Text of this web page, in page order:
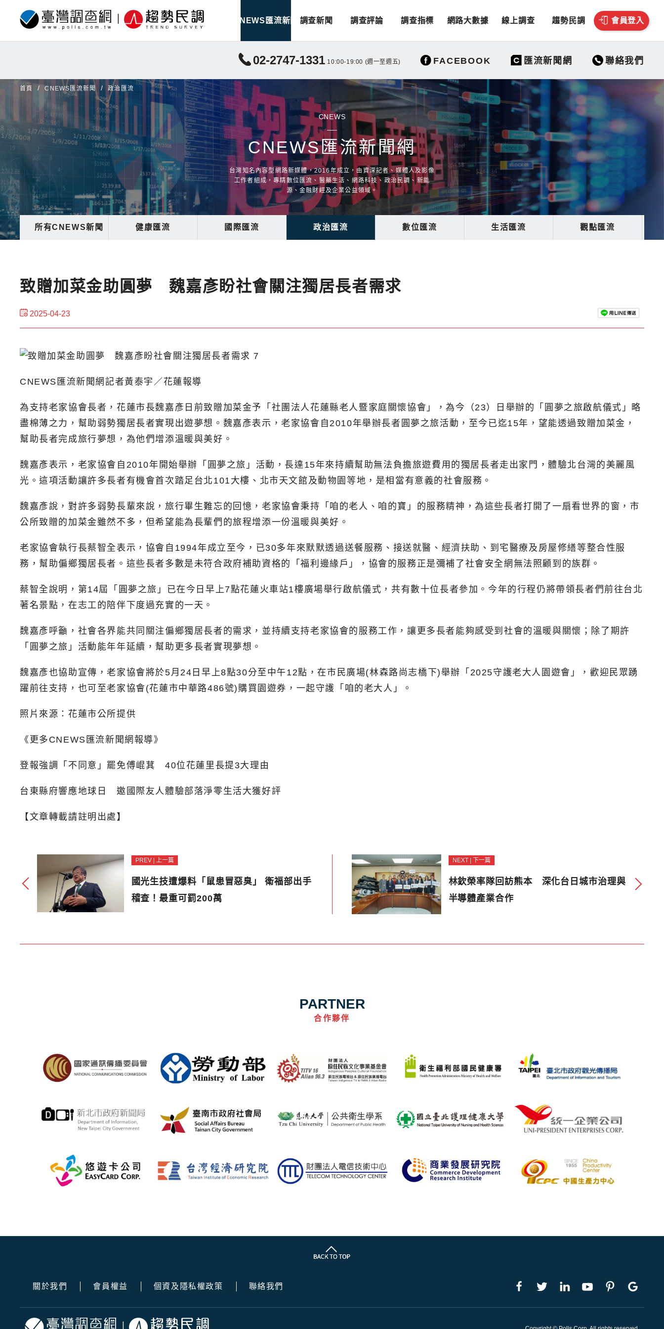
CNEWS匯流新聞 調查新聞 調查評論 調查指標 網路大數據 線上調查 趨勢民調 會員登入
02-2747-1331 10:00-19:00 (週一至週五) FACEBOOK 匯流新聞網 聯絡我們
首頁 CNEWS匯流新聞 政治匯流
CNEWS
CNEWS匯流新聞網
台灣知名內容型網路新媒體，2016年成立，由資深記者、媒體人及影像
工作者組成，專精數位匯流、醫藥生活、網路科技、政治民調、新能
源、金融財經及企業公益領域。
所有CNEWS新聞 健康匯流 國際匯流 政治匯流 數位匯流 生活匯流 觀點匯流
致贈加菜金助圓夢 魏嘉彥盼社會關注獨居長者需求
2025-04-23
CNEWS匯流新聞網記者黃泰宇／花蓮報導
為支持老家協會長者，花蓮市長魏嘉彥日前致贈加菜金予「社團法人花蓮縣老人暨家庭關懷協會」，為今（23）日舉辦的「圓夢之旅啟航儀式」略
盡棉薄之力，幫助弱勢獨居長者實現出遊夢想。魏嘉彥表示，老家協會自2010年舉辦長者圓夢之旅活動，至今已迄15年，望能透過致贈加菜金，
幫助長者完成旅行夢想，為他們增添溫暖與美好。
魏嘉彥表示，老家協會自2010年開始舉辦「圓夢之旅」活動，長達15年來持續幫助無法負擔旅遊費用的獨居長者走出家門，體驗北台灣的美麗風
光。這項活動讓許多長者有機會首次踏足台北101大樓、北市天文館及動物園等地，是相當有意義的社會服務。
魏嘉彥說，對許多弱勢長輩來說，旅行畢生難忘的回憶，老家協會秉持「咱的老人、咱的寶」的服務精神，為這些長者打開了一扇看世界的窗，市
公所致贈的加菜金雖然不多，但希望能為長輩們的旅程增添一份溫暖與美好。
老家協會執行長蔡智全表示，協會自1994年成立至今，已30多年來默默透過送餐服務、接送就醫、經濟扶助、到宅醫療及房屋修繕等整合性服
務，幫助偏鄉獨居長者。這些長者多數是未符合政府補助資格的「福利邊緣戶」，協會的服務正是彌補了社會安全網無法照顧到的族群。
蔡智全說明，第14屆「圓夢之旅」已在今日早上7點花蓮火車站1樓廣場舉行啟航儀式，共有數十位長者參加。今年的行程仍將帶領長者們前往台北
著名景點，在志工的陪伴下度過充實的一天。
魏嘉彥呼籲，社會各界能共同關注偏鄉獨居長者的需求，並持續支持老家協會的服務工作，讓更多長者能夠感受到社會的溫暖與關懷；除了期許
「圓夢之旅」活動能年年延續，幫助更多長者實現夢想。
魏嘉彥也協助宣傳，老家協會將於5月24日早上8點30分至中午12點，在市民廣場(林森路尚志橋下)舉辦「2025守護老大人園遊會」，歡迎民眾踴
躍前往支持，也可至老家協會(花蓮市中華路486號)購買園遊券，一起守護「咱的老大人」。
照片來源：花蓮市公所提供
《更多CNEWS匯流新聞網報導》
登報強調「不同意」罷免傅崐萁 40位花蓮里長提3大理由
台東縣府響應地球日 邀國際友人體驗部落淨零生活大獲好評
【文章轉載請註明出處】
PREV | 上一篇
國光生技遭爆料「鼠患冒惡臭」 衛福部出手
稽查！最重可罰200萬
NEXT | 下一篇
林欽榮率隊回訪熊本 深化台日城市治理與
半導體產業合作
PARTNER
合作夥伴
關於我們 會員權益 個資及隱私權政策 聯絡我們